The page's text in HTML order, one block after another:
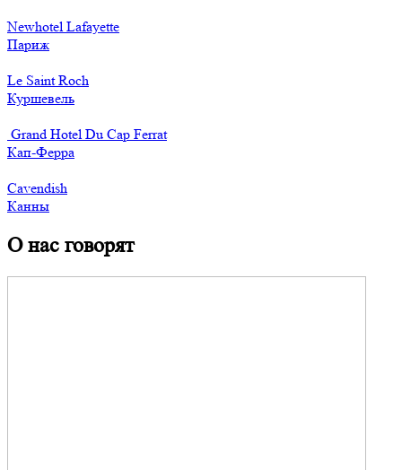
Newhotel Lafayette
Париж
Le Saint Roch
Куршевель
Grand Hotel Du Cap Ferrat
Кап-Ферра
Cavendish
Канны
О нас говорят